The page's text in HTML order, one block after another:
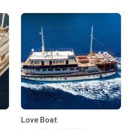
Love Boat